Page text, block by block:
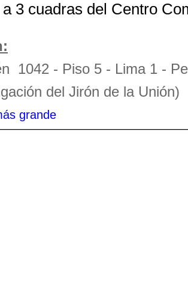
a 3 cuadras del Centro
1042 - Piso 5 - Lima 1 -
del Jirón de la Unión)
grande